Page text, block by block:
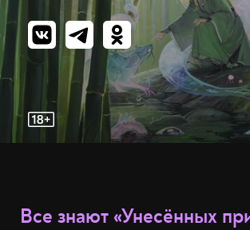
Все знают «Унесённых